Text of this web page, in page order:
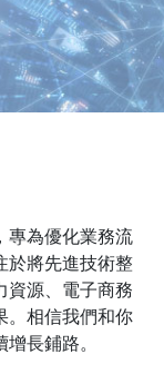
專為優化業務流
於將先進技術整
資源、電子商務
。相信我們和你
長鋪路。